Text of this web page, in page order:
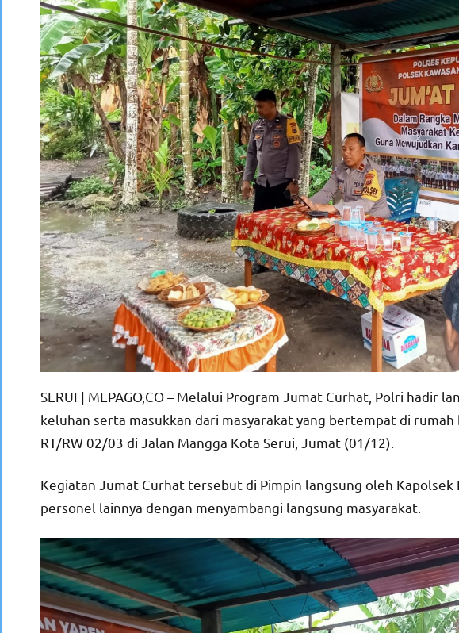
SERUI | MEPAGO,CO – Melalui Program Jumat Curhat, Polri hadir
keluhan serta masukkan dari masyarakat yang bertempat di rumah
RT/RW 02/03 di Jalan Mangga Kota Serui, Jumat (01/12).
Kegiatan Jumat Curhat tersebut di Pimpin langsung oleh Kapolsek
personel lainnya dengan menyambangi langsung masyarakat.